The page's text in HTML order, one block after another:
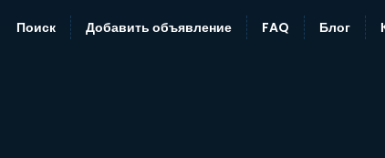
Поиск Добавить объявление FAQ Блог